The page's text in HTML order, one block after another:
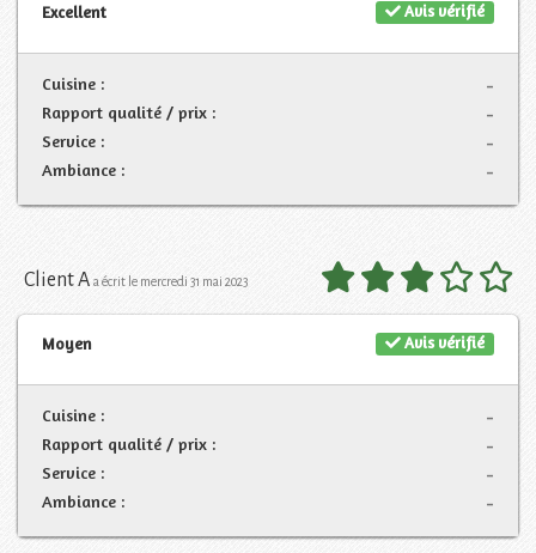
Avis vérifié
Excellent
-
Cuisine :
-
Rapport qualité / prix :
-
Service :
-
Ambiance :
Client A a écrit le mercredi 31 mai 2023
Avis vérifié
Moyen
-
Cuisine :
-
Rapport qualité / prix :
-
Service :
-
Ambiance :